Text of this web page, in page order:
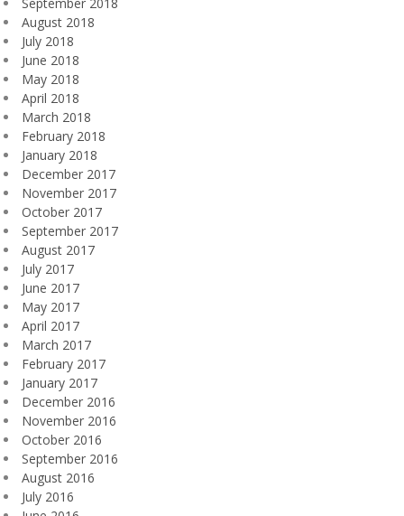
August 2018
July 2018
June 2018
May 2018
April 2018
March 2018
February 2018
January 2018
December 2017
November 2017
October 2017
September 2017
August 2017
July 2017
June 2017
May 2017
April 2017
March 2017
February 2017
January 2017
December 2016
November 2016
October 2016
September 2016
August 2016
July 2016